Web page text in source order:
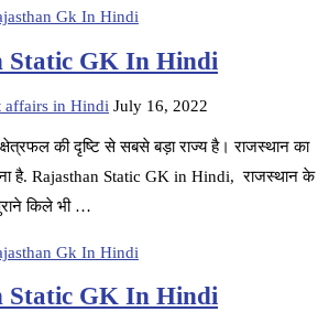
Gk In Hindi
Static GK In Hindi
affairs in Hindi July 16, 2022
की दृष्टि से सबसे बड़ा राज्य है। राजस्थान का
है. Rajasthan Static GK in Hindi, राजस्थान के
किले भी …
Gk In Hindi
Static GK In Hindi